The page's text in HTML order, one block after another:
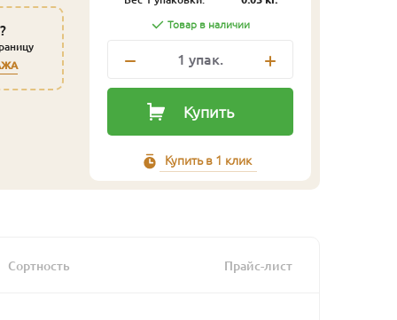
Товар в наличии
1 упак.
Купить
Купить в 1 клик
Сортность Прайс-лист